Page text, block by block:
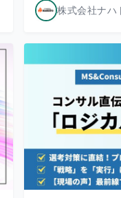
株式会社ナハ